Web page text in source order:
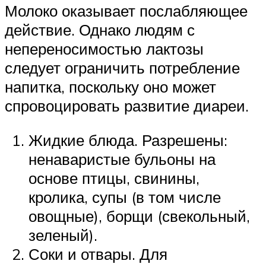
Молоко оказывает послабляющее
действие. Однако людям с
непереносимостью лактозы
следует ограничить потребление
напитка, поскольку оно может
спровоцировать развитие диареи.
Жидкие блюда. Разрешены:
ненаваристые бульоны на
основе птицы, свинины,
кролика, супы (в том числе
овощные), борщи (свекольный,
зеленый).
Соки и отвары. Для